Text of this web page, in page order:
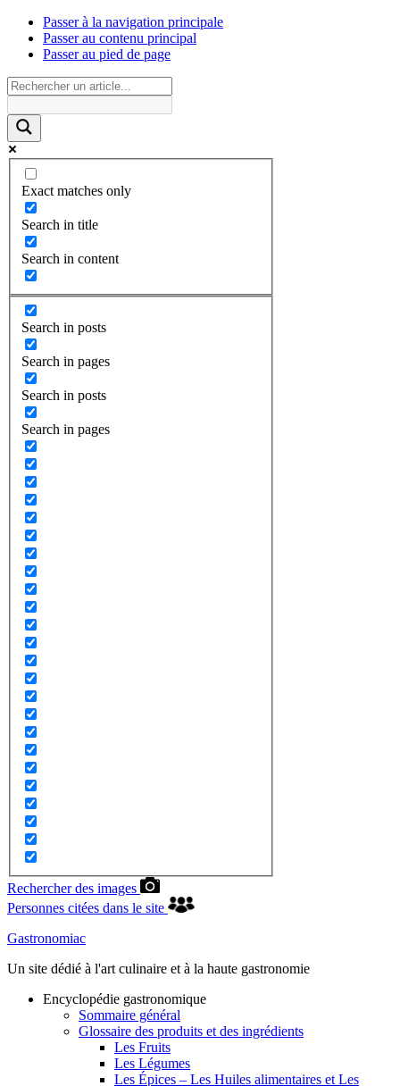
Passer à la navigation principale
Passer au contenu principal
Passer au pied de page
Exact matches only
Search in title
Search in content
Search in posts
Search in pages
Search in posts
Search in pages
Rechercher des images
Personnes citées dans le site
Gastronomiac
Un site dédié à l'art culinaire et à la haute gastronomie
Encyclopédie gastronomique
Sommaire général
Glossaire des produits et des ingrédients
Les Fruits
Les Légumes
Les Épices – Les Huiles alimentaires et Les